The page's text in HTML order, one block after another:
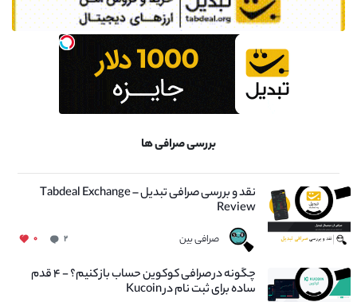
بررسی صرافی ها
نقد و بررسی صرافی تبدیل – Tabdeal Exchange
Review
صرافی بین ۲ ۰
چگونه در صرافی کوکوین حساب باز کنیم؟ - ۴ قدم
ساده برای ثبت نام در Kucoin